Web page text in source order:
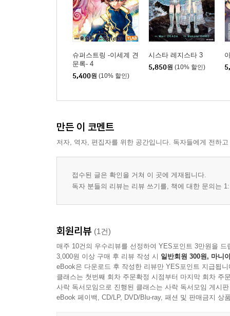
슈퍼스트링 -이세계 견
문록- 4
5,400원 (10% 할인)
시스타 레지스타 3
5,850원 (10% 할인)
만든 이 코멘트
저자, 역자, 편집자를 위한 공간입니다. 독자들에게 전하
접수된 글은 확인을 거쳐 이 곳에 게재됩니다.
독자 분들의 리뷰는 리뷰 쓰기를, 책에 대한 문의는
회원리뷰 (1건)
매주 10건의 우수리뷰를 선정하여 YES포인트 3만원을 드
3,000원 이상 구매 후 리뷰 작성 시 일반회원 300원, 마니
eBook은 다운로드 후 작성한 리뷰만 YES포인트 지급됩니
클래스는 첫번째 회차 주문확정 시점부터 마지막 회차 주
사락 독서모임으로 진행된 클래스는 사락 독서모임 게시
eBook 페이백, CD/LP, DVD/Blu-ray, 패션 및 판매금지 상